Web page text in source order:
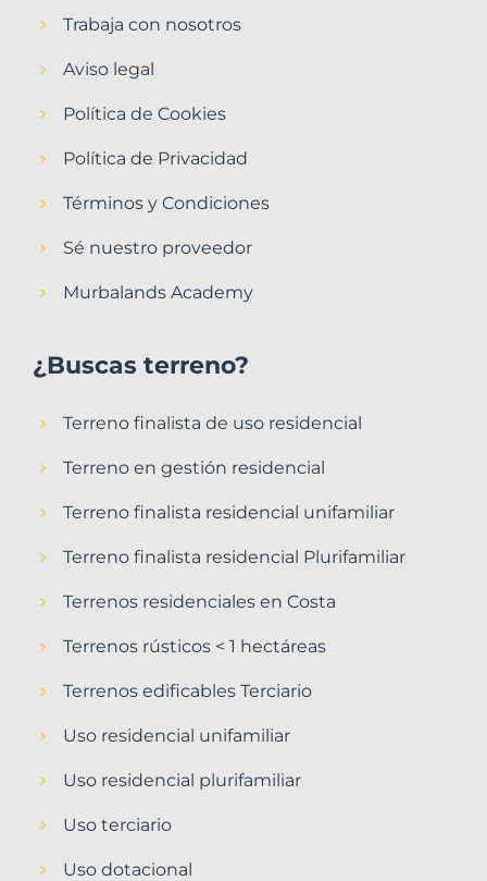
Trabaja con nosotros
Aviso legal
Política de Cookies
Política de Privacidad
Términos y Condiciones
Sé nuestro proveedor
Murbalands Academy
¿Buscas terreno?
Terreno finalista de uso residencial
Terreno en gestión residencial
Terreno finalista residencial unifamiliar
Terreno finalista residencial Plurifamiliar
Terrenos residenciales en Costa
Terrenos rústicos < 1 hectáreas
Terrenos edificables Terciario
Uso residencial unifamiliar
Uso residencial plurifamiliar
Uso terciario
Uso dotacional